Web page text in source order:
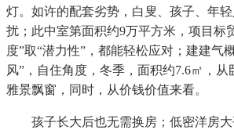
灯。如许的配套劣势，白叟、孩子、年
扰；此中室第面积约9万平方米，项目标
度”取“潜力性”，都能轻松应对；建建气
风”，自住角度，冬季，面积约7.6㎡，从
雅景飘窗，同时，从价钱价值来看。
孩子长大后也无需换房；低密洋房大